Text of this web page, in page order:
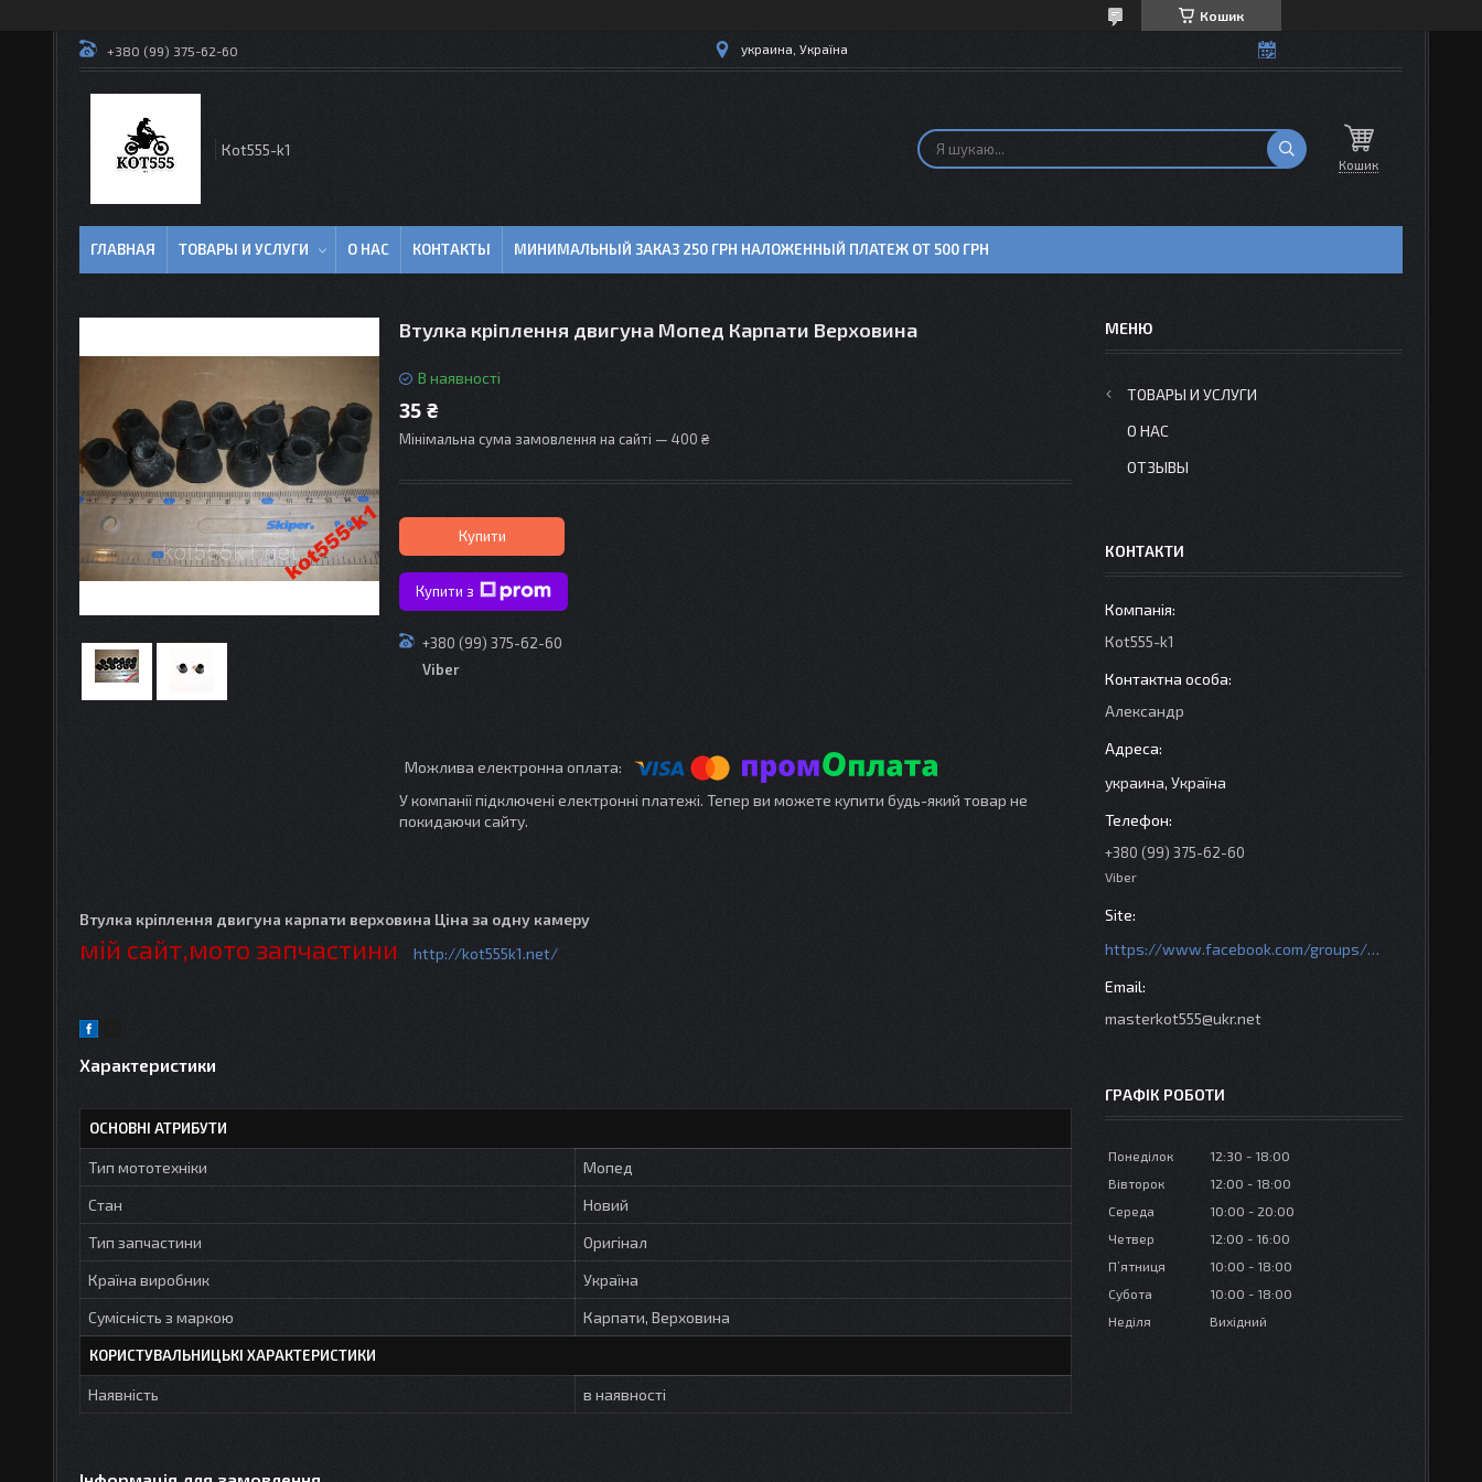
Кошик
+380 (99) 375-62-60 украина, Україна
Кot555-k1
Кошик
ГЛАВНАЯ ТОВАРЫ И УСЛУГИ О НАС КОНТАКТЫ МИНИМАЛЬНЫЙ ЗАКАЗ 250 ГРН НАЛОЖЕННЫЙ ПЛАТЕЖ ОТ 500 ГРН
Втулка кріплення двигуна Мопед Карпати Верховина
В наявності
35 ₴
Мінімальна сума замовлення на сайті — 400 ₴
Купити
Купити з
+380 (99) 375-62-60
Viber
У компанії підключені електронні платежі. Тепер ви можете купити будь-який товар не
покидаючи сайту.
Втулка кріплення двигуна карпати верховина Ціна за одну камеру
мій сайт,мото запчастини http://kot555k1.net/
Характеристики
ОСНОВНІ АТРИБУТИ
Тип мототехніки
Мопед
Стан
Новий
Тип запчастини
Оригінал
Країна виробник
Україна
Сумісність з маркою
Карпати, Верховина
КОРИСТУВАЛЬНИЦЬКІ ХАРАКТЕРИСТИКИ
Наявність в наявності
ТОВАРЫ И УСЛУГИ
О НАС
ОТЗЫВЫ
КОНТАКТИ
Кot555-k1
Александр
украина, Україна
+380 (99) 375-62-60
Viber
https://www.facebook.com/groups/httpsmotoshara.net
masterkot555@ukr.net
ГРАФІК РОБОТИ
Понеділок 12:30
18:00
Вівторок
12:00
18:00
Середа
10:00
20:00
Четвер
12:00
16:00
Пʼятниця
10:00
18:00
Субота
10:00
18:00
Неділя
Вихідний